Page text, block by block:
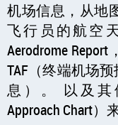
机场信息，从地
飞行员的航空天
Aerodrome
TAF（终端机场
息）。 以及其
Approach Chart）